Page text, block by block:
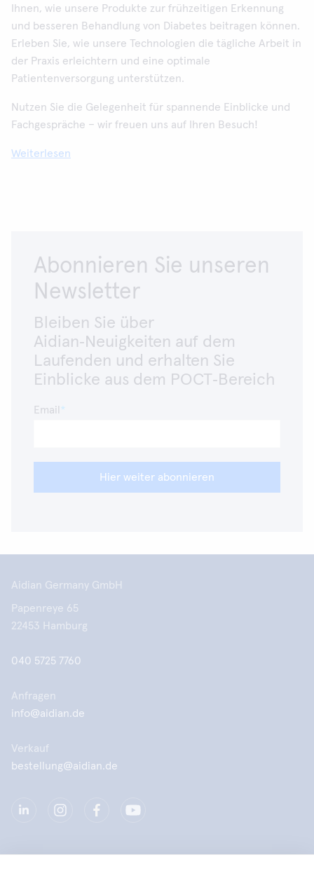
Ihnen, wie unsere Produkte zur frühzeitigen Erkennung
und besseren Behandlung von Diabetes beitragen können.
Erleben Sie, wie unsere Technologien die tägliche Arbeit in
der Praxis erleichtern und eine optimale
Patientenversorgung unterstützen.
Nutzen Sie die Gelegenheit für spannende Einblicke und
Fachgespräche – wir freuen uns auf Ihren Besuch!
Weiterlesen
Abonnieren Sie unseren
Newsletter
Bleiben Sie über
Aidian‑Neuigkeiten auf dem
Laufenden und erhalten Sie
Einblicke aus dem POCT‑Bereich
Email
Hier weiter abonnieren
Aidian Germany GmbH
Papenreye 65
22453 Hamburg
040 5725 7760
Anfragen
info@aidian.de
Verkauf
bestellung@aidian.de